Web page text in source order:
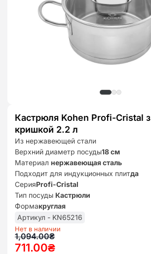
Кастрюля Kohen Profi-Cristal з
кришкой 2.2 л
Из нержавеющей стали
Верхний диаметр посуды18 см
Материал нержавеющая сталь
Подходит для индукционных плитда
СерияProfi-Cristal
Тип посуды Кастрюли
Формакруглая
Артикул - KN65216
Нет в наличии
1,094.00₴
Первоначальная
цена
711.00₴
Текущая
цена: